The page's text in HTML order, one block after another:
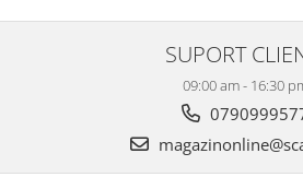
SUPORT
09:00 am - 16:30